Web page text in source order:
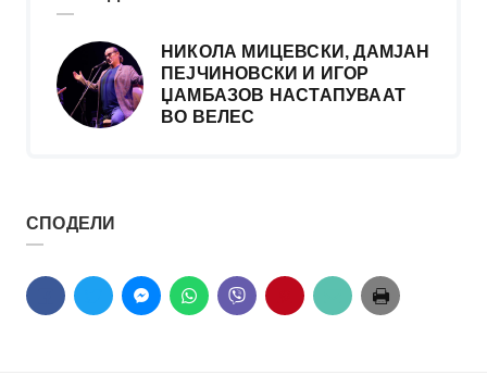
НИКОЛА МИЦЕВСКИ, ДАМЈАН
ПЕЈЧИНОВСКИ И ИГОР
ЏАМБАЗОВ НАСТАПУВААТ
ВО ВЕЛЕС
СПОДЕЛИ